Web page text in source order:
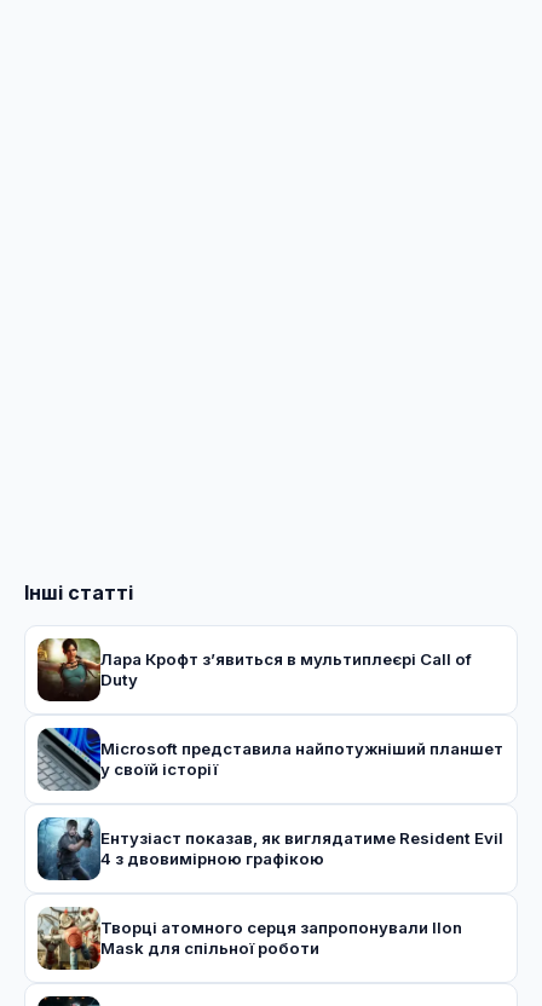
Інші статті
Лара Крофт з’явиться в мультиплеєрі Call of
Duty
Microsoft представила найпотужніший планшет
у своїй історії
Ентузіаст показав, як виглядатиме Resident Evil
4 з двовимірною графікою
Творці атомного серця запропонували Ilon
Mask для спільної роботи